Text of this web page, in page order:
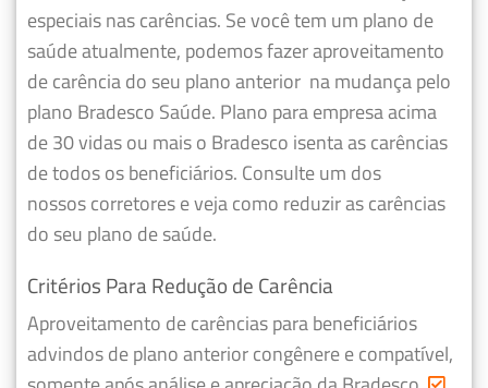
especiais nas carências. Se você tem um plano de
saúde atualmente, podemos fazeraproveitamento
de carência do seu plano anterior na mudança pelo
plano Bradesco Saúde. Plano para empresa acima
de 30 vidas ou mais o Bradesco isenta as carências
de todos os beneficiários. Consulte um dos
nossos corretores e veja como reduzir as carências
do seu plano de saúde.
Critérios Para Redução de Carência
Aproveitamento de carências para beneficiários
advindos de plano anterior congênere e compatível,